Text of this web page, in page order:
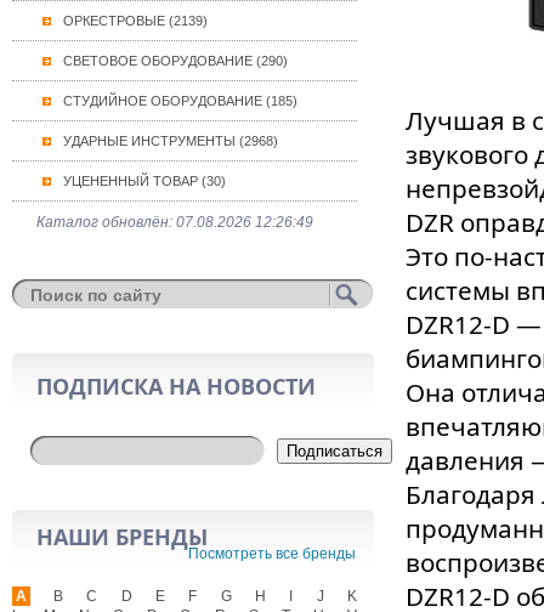
ОРКЕСТРОВЫЕ (2139)
СВЕТОВОЕ ОБОРУДОВАНИЕ (290)
СТУДИЙНОЕ ОБОРУДОВАНИЕ (185)
УДАРНЫЕ ИНСТРУМЕНТЫ (2968)
УЦЕНЕННЫЙ ТОВАР (30)
Каталог обновлён: 07.08.2026 12:26:49
ПОДПИСКА НА НОВОСТИ
Подписаться
НАШИ БРЕНДЫ
Посмотреть все бренды
A B C D E F G H J
K
Лучшая в
звукового
DZR
Это
системы
DZR12-D
Она
давления
DZR12-D